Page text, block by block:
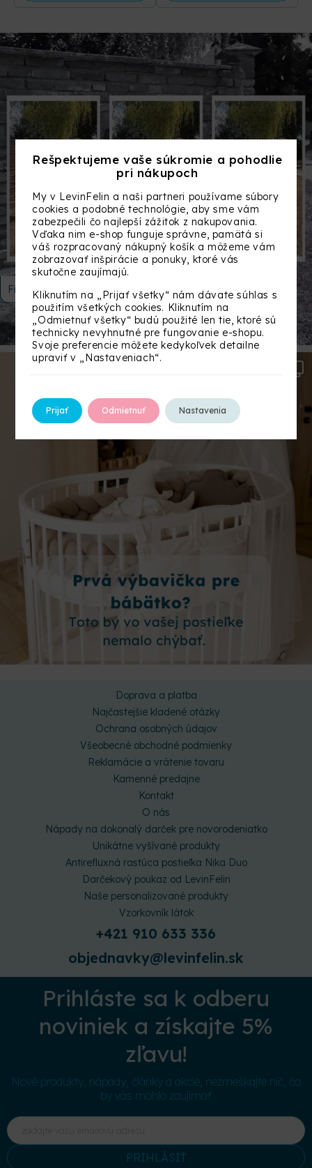
Filtrovať
Doprava a platba
Najčastejšie kladené otázky
Ochrana osobných údajov
Všeobecné obchodné podmienky
Reklamácie a vrátenie tovaru
Kamenné predajne
Kontakt
O nás
Nápady na dokonalý darček pre novorodeniatko
Unikátne vyšívané produkty
Antirefluxná rastúca postieľka Nika Duo
Darčekový poukaz od LevinFelin
Naše personalizované produkty
Vzorkovník látok
+421 910 633 336
objednavky@levinfelin.sk
Prihláste sa k odberu
noviniek a získajte 5%
zľavu!
Nové produkty, nápady, články a akcie, nezmeškajte nič, čo
by vás mohlo zaujímať
PRIHLÁSIŤ
Rešpektujeme vaše súkromie a pohodlie
pri nákupoch
My v LevinFelin a naši partneri používame súbory
cookies a podobné technológie, aby sme vám
zabezpečili čo najlepší zážitok z nakupovania.
Vďaka nim e-shop funguje správne, pamätá si
váš rozpracovaný nákupný košík a môžeme vám
zobrazovať inšpirácie a ponuky, ktoré vás
skutočne zaujímajú.
Kliknutím na „Prijať všetky“ nám dávate súhlas s
použitím všetkých cookies. Kliknutím na
„Odmietnuť všetky“ budú použité len tie, ktoré sú
technicky nevyhnutné pre fungovanie e-shopu.
Svoje preferencie môžete kedykoľvek detailne
upraviť v „Nastaveniach“.
Prijať Odmietnuť Nastavenia